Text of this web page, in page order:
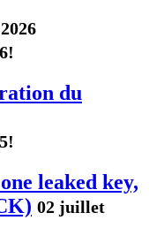
du
leaked key,
02 juillet